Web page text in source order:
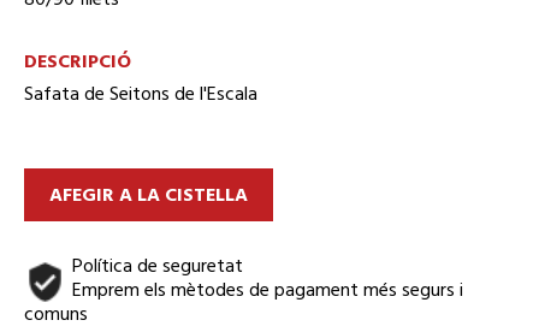
DESCRIPCIÓ
Safata de Seitons de l'Escala
AFEGIR A LA CISTELLA
Política de seguretat
Emprem els mètodes de pagament més segurs i
comuns